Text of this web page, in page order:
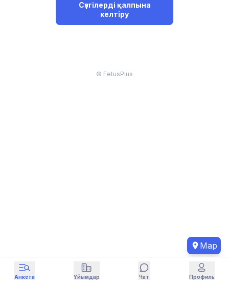
Сүзгілерді қалпына
келтіру
© FetusPlus
Map
Анкета Ұйымдар Чат Профиль